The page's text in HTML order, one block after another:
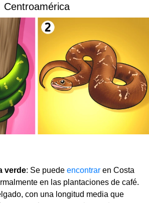
Centroamérica
verde: Se puede encontrar en Costa
en las plantaciones de café.
con una longitud media que